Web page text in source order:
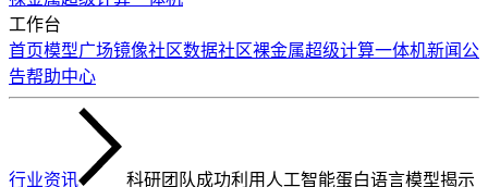
工作台
首页模型广场镜像社区数据社区裸金属超级计算一体机新闻公
告帮助中心
行业资讯
科研团队成功利用人工智能蛋白语言模型揭示